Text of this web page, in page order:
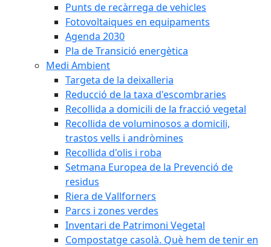
Punts de recàrrega de vehicles
Fotovoltaiques en equipaments
Agenda 2030
Pla de Transició energètica
Medi Ambient
Targeta de la deixalleria
Reducció de la taxa d'escombraries
Recollida a domicili de la fracció vegetal
Recollida de voluminosos a domicili,
trastos vells i andròmines
Recollida d'olis i roba
Setmana Europea de la Prevenció de
residus
Riera de Vallforners
Parcs i zones verdes
Inventari de Patrimoni Vegetal
Compostatge casolà. Què hem de tenir en